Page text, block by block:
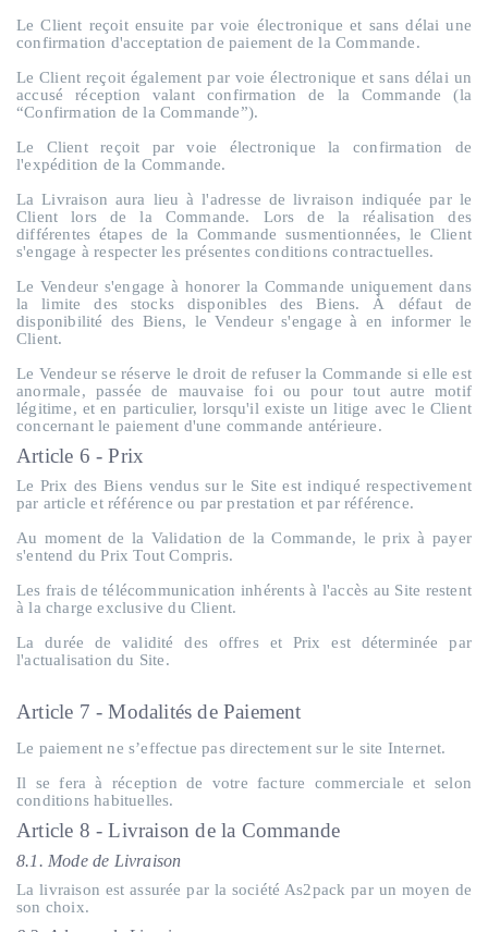
Le Client reçoit ensuite par voie électronique et sans délai une
confirmation d'acceptation de paiement de la Commande.
Le Client reçoit également par voie électronique et sans délai un
accusé réception valant confirmation de la Commande (la
“Confirmation de la Commande”).
Le Client reçoit par voie électronique la confirmation de
l'expédition de la Commande.
La Livraison aura lieu à l'adresse de livraison indiquée par le
Client lors de la Commande. Lors de la réalisation des
différentes étapes de la Commande susmentionnées, le Client
s'engage à respecter les présentes conditions contractuelles.
Le Vendeur s'engage à honorer la Commande uniquement dans
la limite des stocks disponibles des Biens. À défaut de
disponibilité des Biens, le Vendeur s'engage à en informer le
Client.
Le Vendeur se réserve le droit de refuser la Commande si elle est
anormale, passée de mauvaise foi ou pour tout autre motif
légitime, et en particulier, lorsqu'il existe un litige avec le Client
concernant le paiement d'une commande antérieure.
Article 6 - Prix
Le Prix des Biens vendus sur le Site est indiqué respectivement
par article et référence ou par prestation et par référence.
Au moment de la Validation de la Commande, le prix à payer
s'entend du Prix Tout Compris.
Les frais de télécommunication inhérents à l'accès au Site restent
à la charge exclusive du Client.
La durée de validité des offres et Prix est déterminée par
l'actualisation du Site.
Article 7 - Modalités de Paiement
Le paiement ne s’effectue pas directement sur le site Internet.
Il se fera à réception de votre facture commerciale et selon
conditions habituelles.
Article 8 - Livraison de la Commande
8.1. Mode de Livraison
La livraison est assurée par la société As2pack par un moyen de
son choix.